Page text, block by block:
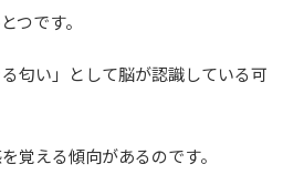
つです。
匂い」として脳が認識している可
覚える傾向があるのです。